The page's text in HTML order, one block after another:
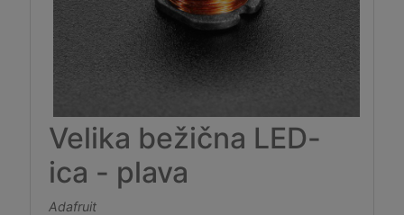
Velika bežična LED-
ica - plava
Adafruit